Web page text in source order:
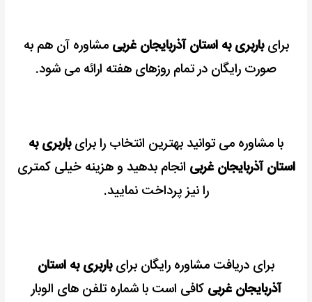
برایباربری به استان آذربایجان غربی مشاوره آن هم به
صورت رایگان در تمام روزهای هفته ارائه می شود.
با مشاوره می توانید بهترین انتخاب را برایباربری به
استان آذربایجان غربی انجام بدهید و هزینه خیلی کمتری
را نیز پرداخت نمایید.
برای دریافت مشاوره رایگان برایباربری به استان
آذربایجان غربی کافی است با شماره تلفن های الوبار